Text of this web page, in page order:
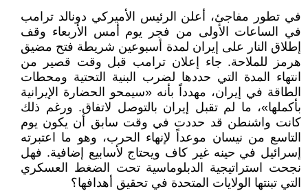
في تطور مفاجئ، أعلن الرئيس الأميركي دونالد ترامب
في الساعات الأولى من فجر يوم أمس الأربعاء وقف
إطلاق النار على إيران لمدة أسبوعين شريطة فتح مضيق
هرمز للملاحة. جاء إعلان ترامب قبل وقت قصير من
انتهاء المدة التي حددها لضرب البنية التحتية ومحطات
الطاقة في إيران، مهدداً بأنه «سيمحو الحضارة الإيرانية
بأكملها»، ما لم تقبل إيران بالتوصل لاتفاق. ورغم ذلك
كانت واشنطن قد حددت في وقت سابق أن يكون يوم
التاسع من نيسان موعداً لإنهاء الحرب، وهو ما اعتبرته
إسرائيل في حينه غير كاف ويحتاج لأسابيع إضافية. فهل
نجحت استراتيجية الدبلوماسية تحت الضغط العسكري
التي تبنتها الولايات المتحدة في تحقيق أهدافها؟